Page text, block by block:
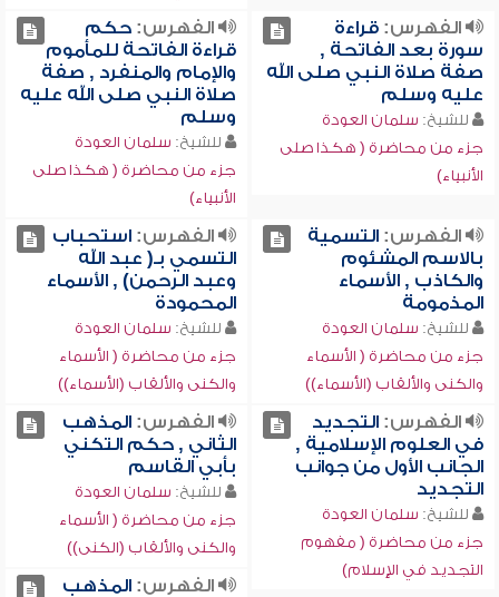
الفهرس:قراءة
سورة بعد الفاتحة ,
صفة صلاة النبي صلى الله
عليه وسلم
للشيخ: سلمان العودة
جزء من محاضرة ( هكذا صلى
الأنبياء)
الفهرس:حكم
قراءة الفاتحة للمأموم
والإمام والمنفرد , صفة
صلاة النبي صلى الله عليه
وسلم
للشيخ: سلمان العودة
جزء من محاضرة ( هكذا صلى
الأنبياء)
الفهرس:التسمية
بالاسم المشئوم
والكاذب , الأسماء
المذمومة
للشيخ: سلمان العودة
جزء من محاضرة ( الأسماء
والكنى والألقاب (الأسماء))
الفهرس:استحباب
التسمي بـ( عبد الله
وعبد الرحمن) , الأسماء
المحمودة
للشيخ: سلمان العودة
جزء من محاضرة ( الأسماء
والكنى والألقاب (الأسماء))
الفهرس:التجديد
في العلوم الإسلامية ,
الجانب الأول من جوانب
التجديد
للشيخ: سلمان العودة
جزء من محاضرة ( مفهوم
التجديد في الإسلام)
الفهرس:المذهب
الثاني , حكم التكني
بأبي القاسم
للشيخ: سلمان العودة
جزء من محاضرة ( الأسماء
والكنى والألقاب (الكنى))
الفهرس:المذهب